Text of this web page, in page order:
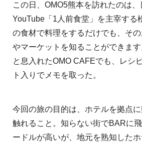
この日、OMO5熊本を訪れたのは
YouTube「1人前食堂」を主宰する
の食材で料理をするだけでも、そ
やマーケットを知ることができま
と息入れたOMO CAFEでも、レシ
ト入りでメモを取った。
今回の旅の目的は、ホテルを拠点
触れること。知らない街でBARに
ードルが高いが、地元を熟知した